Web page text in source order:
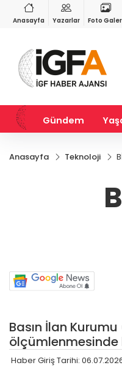
Anasayfa Yazarlar Foto
%-0,18
BIST 100
13.798,82
Gündem
Anasayfa Teknoloji
Basın İlan
ölçümlenmesinde
Haber Giriş Tarihi: